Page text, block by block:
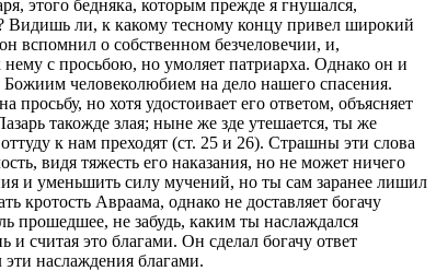
этого бедняка, которым прежде я гнушался,
Видишь ли, к какому тесному концу привел широкий
вспомнил о собственном безчеловечии, и,
с просьбою, но умоляет патриарха. Однако он и
Божиим человеколюбием на дело нашего спасения.
но хотя удостоивает его ответом, объясняет
такожде злая; ныне же зде утешается, ты же
к нам преходят (ст. 25 и 26). Страшны эти слова
видя тяжесть его наказания, но не может ничего
и уменьшить силу мучений, но ты сам заранее лишил
кротость Авраама, однако не доставляет богачу
прошедшее, не забудь, каким ты наслаждался
считая это благами. Он сделал богачу ответ
наслаждения благами.